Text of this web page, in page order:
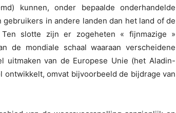
kunnen, onder bepaalde onderhandelde
in andere landen dan het land of de
slotte zijn er zogeheten « fijnmazige »
de mondiale schaal waaraan verscheidene
uitmaken van de Europese Unie (het Aladin-
omvat bijvoorbeeld de bijdrage van